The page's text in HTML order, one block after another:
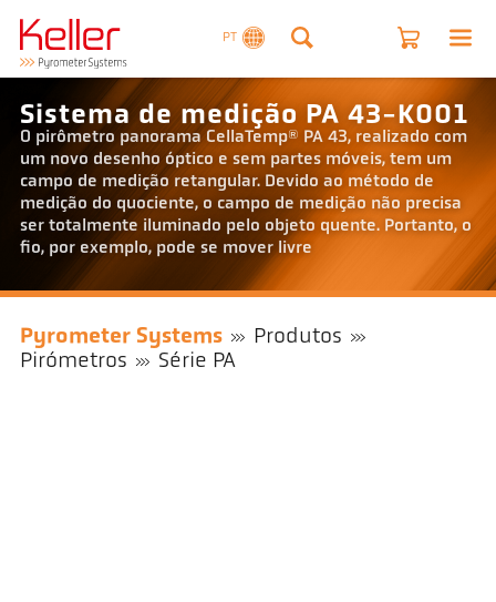
PT
Sistema de medição PA 43-K001
O pirômetro panorama CellaTemp® PA 43, realizado com
um novo desenho óptico e sem partes móveis, tem um
campo de medição retangular. Devido ao método de
medição do quociente, o campo de medição não precisa
ser totalmente iluminado pelo objeto quente. Portanto, o
fio, por exemplo, pode se mover livre
Pyrometer Systems
Produtos
Pirómetros
Série PA